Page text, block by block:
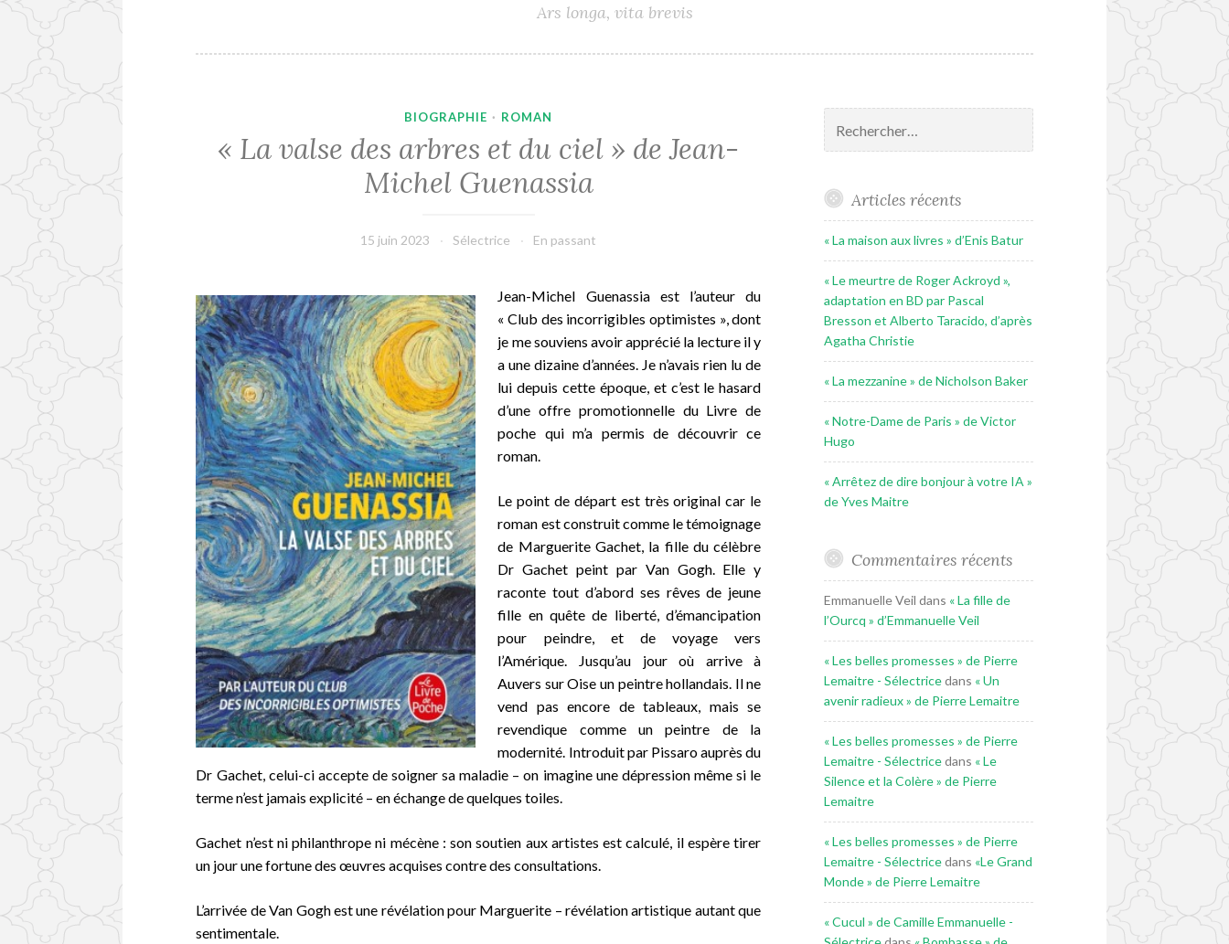
Ars longa, vita brevis
BIOGRAPHIE · ROMAN
« La valse des arbres et du ciel » de Jean-
Michel Guenassia
15 juin 2023 Sélectrice En passant
Jean-Michel Guenassia est l’auteur du
« Club des incorrigibles optimistes », dont
je me souviens avoir apprécié la lecture il y
a une dizaine d’années. Je n’avais rien lu de
lui depuis cette époque, et c’est le hasard
d’une offre promotionnelle du Livre de
poche qui m’a permis de découvrir ce
roman.
Le point de départ est très original car le
roman est construit comme le témoignage
de Marguerite Gachet, la fille du célèbre
Dr Gachet peint par Van Gogh. Elle y
raconte tout d’abord ses rêves de jeune
fille en quête de liberté, d’émancipation
pour peindre, et de voyage vers
l’Amérique. Jusqu’au jour où arrive à
Auvers sur Oise un peintre hollandais. Il ne
vend pas encore de tableaux, mais se
revendique comme un peintre de la
modernité. Introduit par Pissaro auprès du
Dr Gachet, celui-ci accepte de soigner sa maladie – on imagine une dépression même si le
terme n’est jamais explicité – en échange de quelques toiles.
Gachet n’est ni philanthrope ni mécène : son soutien aux artistes est calculé, il espère tirer
un jour une fortune des œuvres acquises contre des consultations.
L’arrivée de Van Gogh est une révélation pour Marguerite – révélation artistique autant que
sentimentale.
Articles récents
« La maison aux livres » d’Enis Batur
« Le meurtre de Roger Ackroyd »,
adaptation en BD par Pascal
Bresson et Alberto Taracido, d’après
Agatha Christie
« La mezzanine » de Nicholson Baker
« Notre-Dame de Paris » de Victor
Hugo
« Arrêtez de dire bonjour à votre IA »
de Yves Maitre
Commentaires récents
Emmanuelle Veil dans « La fille de
l’Ourcq » d’Emmanuelle Veil
« Les belles promesses » de Pierre
Lemaitre - Sélectricedans « Un
avenir radieux » de Pierre Lemaitre
« Les belles promesses » de Pierre
Lemaitre - Sélectricedans « Le
Silence et la Colère » de Pierre
Lemaitre
« Les belles promesses » de Pierre
Lemaitre - Sélectricedans «Le Grand
Monde » de Pierre Lemaitre
« Cucul » de Camille Emmanuelle -